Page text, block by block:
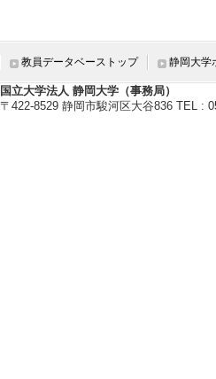
教員データベーストップ 静岡大学
国立大学法人 静岡大学（事務局）
〒422-8529 静岡市駿河区大谷836 TEL :